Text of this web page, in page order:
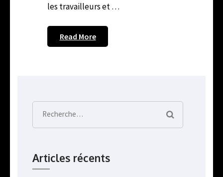
les travailleurs et …
Read More
Rechercher :
Articles récents